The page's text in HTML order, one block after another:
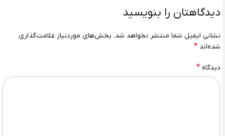
دیدگاهتان را بنویسید
نشانی ایمیل شما منتشر نخواهد شد. بخش‌های موردنیاز علامت‌گذاری
شده‌اند *
دیدگاه *